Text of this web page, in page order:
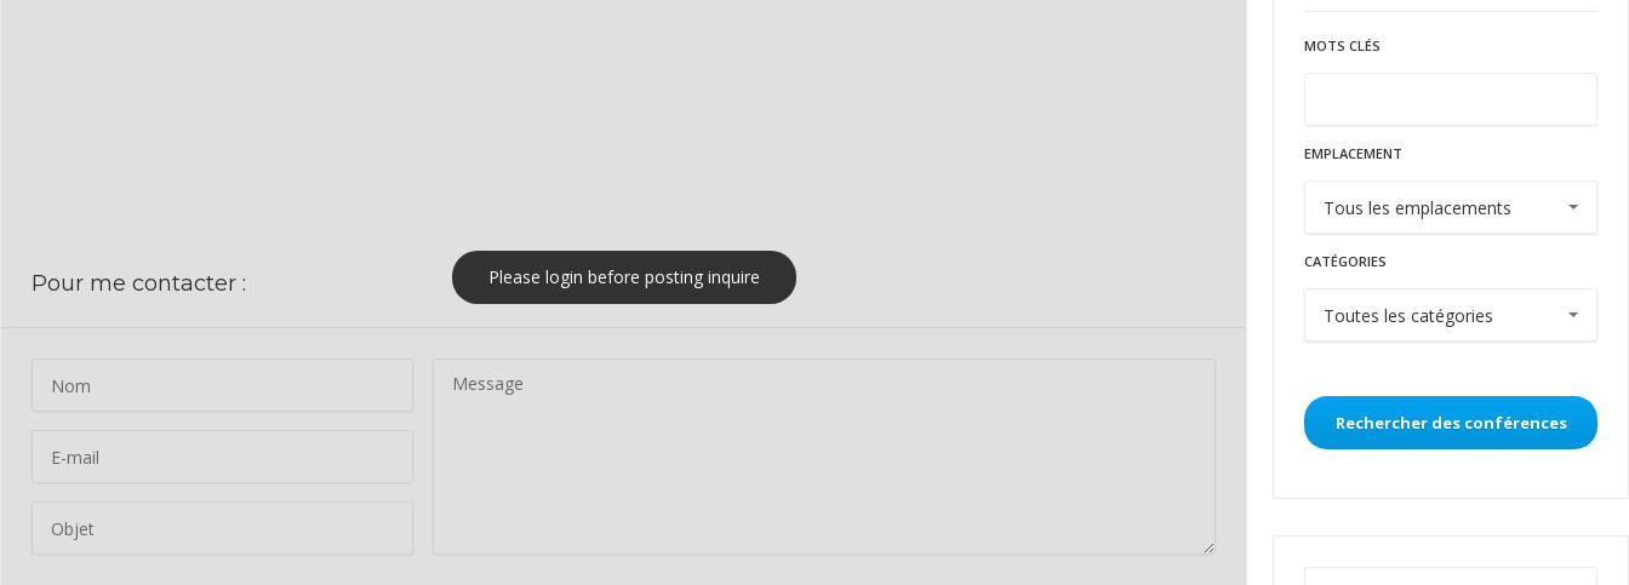
Pour me contacter : Please login before posting inquire
MOTS CLÉS
EMPLACEMENT
CATÉGORIES
Rechercher des conférences